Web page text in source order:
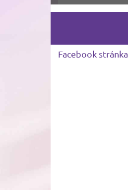
Facebook stránka